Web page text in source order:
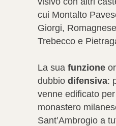
cui Montalto
Giorgi,
Trebecco e
La sua funzione
dubbio difensiva:
venne edificato
monastero
Sant’Ambrogio a